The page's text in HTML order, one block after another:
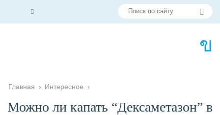
Главная › Интересное ›
Можно ли капать “Дексаметазон” в